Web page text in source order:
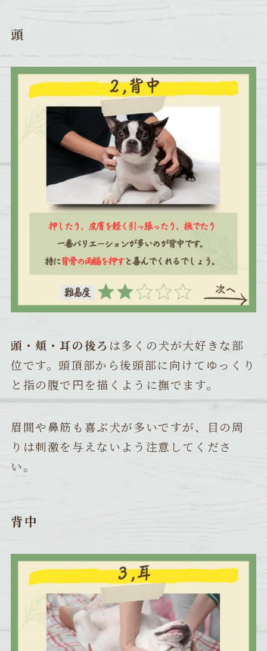
頭
頭・頬・耳の後ろ は多くの犬が大好きな部
位です。頭頂部から後頭部に向けてゆっくり
と指の腹で円を描くように撫でます。
眉間や鼻筋も喜ぶ犬が多いですが、目の周
りは刺激を与えないよう注意してくださ
い。
背中